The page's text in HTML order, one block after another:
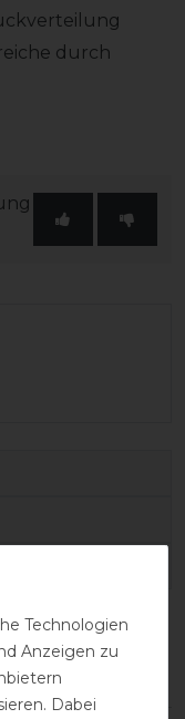
durch
Technologien
Anzeigen zu
Dabei